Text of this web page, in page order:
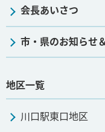
会長あいさつ
市・県のお知らせ
地区一覧
川口駅東口地区